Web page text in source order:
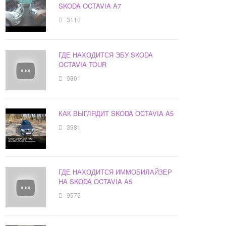
SKODA OCTAVIA A7
3110
ГДЕ НАХОДИТСЯ ЭБУ SKODA
OCTAVIA TOUR
9301
КАК ВЫГЛЯДИТ SKODA OCTAVIA A5
3981
ГДЕ НАХОДИТСЯ ИММОБИЛАЙЗЕР
НА SKODA OCTAVIA A5
9575